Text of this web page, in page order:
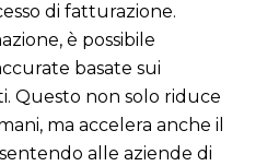
di fatturazione.
è possibile
basate sui
Questo non solo riduce
ma accelera anche il
alle aziende di